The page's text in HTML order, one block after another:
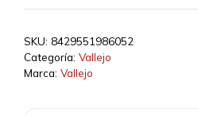
Wild
SKU: 8429551986052
Categoría: Vallejo
Marca: Vallejo